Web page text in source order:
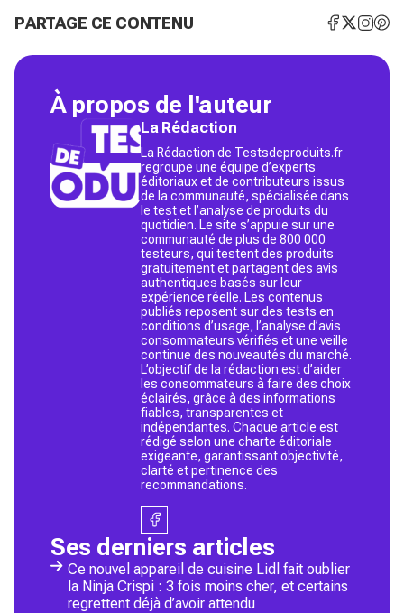
PARTAGE CE CONTENU
À propos de l'auteur
La Rédaction
La Rédaction de Testsdeproduits.fr
regroupe une équipe d’experts
éditoriaux et de contributeurs issus
de la communauté, spécialisée dans
le test et l’analyse de produits du
quotidien. Le site s’appuie sur une
communauté de plus de 800 000
testeurs, qui testent des produits
gratuitement et partagent des avis
authentiques basés sur leur
expérience réelle. Les contenus
publiés reposent sur des tests en
conditions d’usage, l’analyse d’avis
consommateurs vérifiés et une veille
continue des nouveautés du marché.
L’objectif de la rédaction est d’aider
les consommateurs à faire des choix
éclairés, grâce à des informations
fiables, transparentes et
indépendantes. Chaque article est
rédigé selon une charte éditoriale
exigeante, garantissant objectivité,
clarté et pertinence des
recommandations.
Ses derniers articles
Ce nouvel appareil de cuisine Lidl fait oublier
la Ninja Crispi : 3 fois moins cher, et certains
regrettent déjà d’avoir attendu